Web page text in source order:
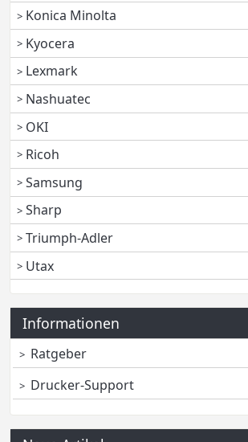
Konica Minolta
Kyocera
Lexmark
Nashuatec
OKI
Ricoh
Samsung
Sharp
Triumph-Adler
Utax
Informationen
Ratgeber
Drucker-Support